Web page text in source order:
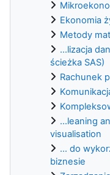
Ekonomia
Metody
...lizacja
ścieżka SAS)
Rachunek
...leaning
visualisation
... do
biznesie